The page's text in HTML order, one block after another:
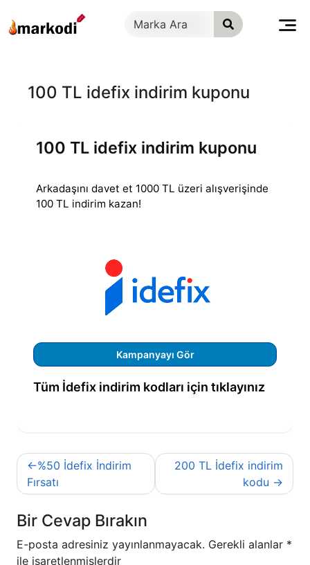
geç
100 TL idefix indirim kuponu
100 TL idefix indirim kuponu
Arkadaşını davet et 1000 TL üzeri alışverişinde
100 TL indirim kazan!
Kampanyayı Gör
Tüm İdefix indirim kodları için tıklayınız
Yazı
gezinmesi
%50 İdefix İndirim
Fırsatı
200 TL İdefix indirim
kodu
Bir Cevap Bırakın
E-posta adresiniz yayınlanmayacak. Gerekli alanlar *
ile işaretlenmişlerdir